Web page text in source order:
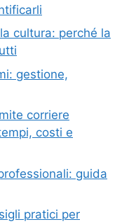
cultura: perché la
gestione,
corriere
costi e
guida
pratici per